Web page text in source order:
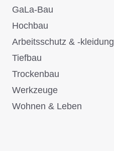
GaLa-Bau
Hochbau
Arbeitsschutz & -kleidung
Tiefbau
Trockenbau
Werkzeuge
Wohnen & Leben